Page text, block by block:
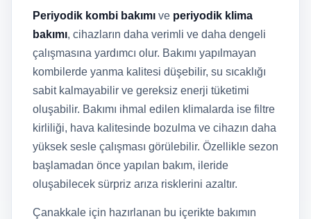
Periyodik kombi bakımı ve periyodik klima
bakımı, cihazların daha verimli ve daha dengeli
çalışmasına yardımcı olur. Bakımı yapılmayan
kombilerde yanma kalitesi düşebilir, su sıcaklığı
sabit kalmayabilir ve gereksiz enerji tüketimi
oluşabilir. Bakımı ihmal edilen klimalarda ise filtre
kirliliği, hava kalitesinde bozulma ve cihazın daha
yüksek sesle çalışması görülebilir. Özellikle sezon
başlamadan önce yapılan bakım, ileride
oluşabilecek sürpriz arıza risklerini azaltır.
Çanakkale için hazırlanan bu içerikte bakımın